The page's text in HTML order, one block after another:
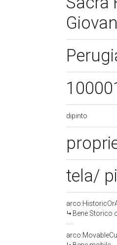
dipinto
tela/
Bene Storico